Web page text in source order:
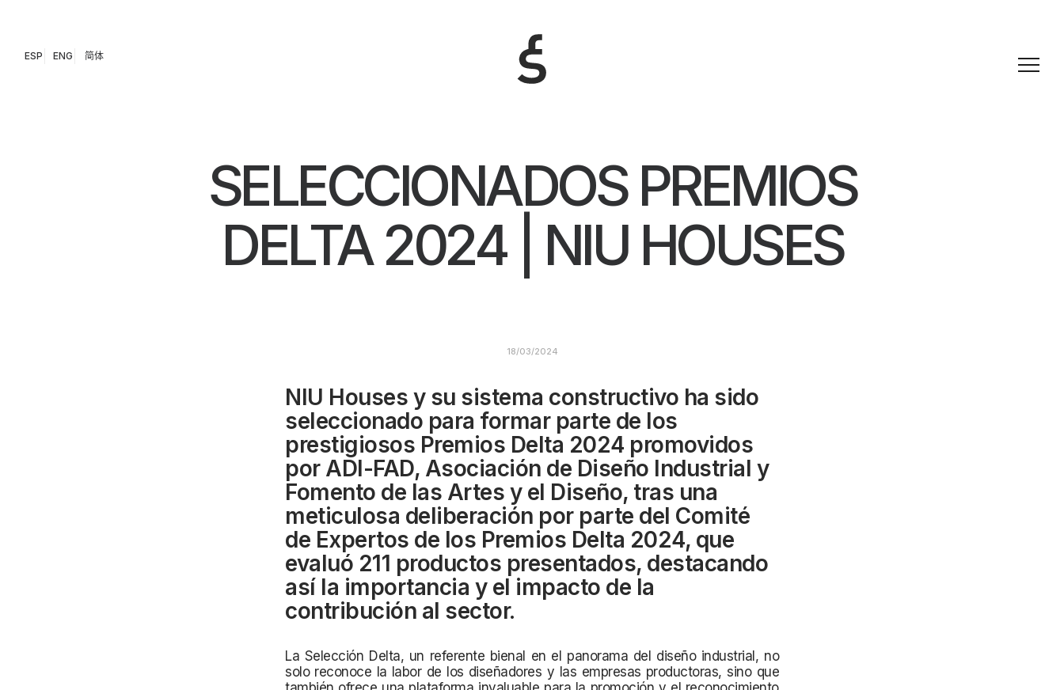
ESP ENG 简体
SELECCIONADOS PREMIOS
DELTA 2024 | NIU HOUSES
18/03/2024
NIU Houses y su sistema constructivo ha sido
seleccionado para formar parte de los
prestigiosos Premios Delta 2024 promovidos
por ADI-FAD, Asociación de Diseño Industrial y
Fomento de las Artes y el Diseño, tras una
meticulosa deliberación por parte del Comité
de Expertos de los Premios Delta 2024, que
evaluó 211 productos presentados, destacando
así la importancia y el impacto de la
contribución al sector.
La Selección Delta, un referente bienal en el panorama del diseño industrial, no
solo reconoce la labor de los diseñadores y las empresas productoras, sino que